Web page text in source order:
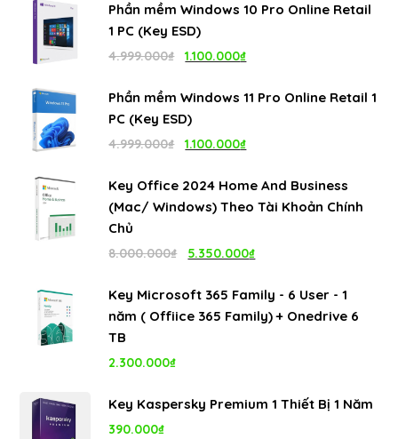
Phần mềm Windows 10 Pro Online Retail
1 PC (Key ESD)
4.999.000₫
Giá
là:
1.100.000₫
tại
Phần mềm Windows 11 Pro Online Retail 1
PC (Key ESD)
4.999.000₫
Giá
là:
1.100.000₫
tại
1.100.000₫.
Key Office 2024 Home And Business
(Mac/ Windows) Theo Tài Khoản Chính
Chủ
8.000.000₫
Giá
là:
5.350.000₫
tại
Key Microsoft 365 Family - 6 User - 1
năm ( Offiice 365 Family) + Onedrive 6
TB
2.300.000₫
Key Kaspersky Premium 1 Thiết Bị 1 Năm
390.000₫